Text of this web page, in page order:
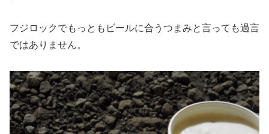
フジロックでもっともビールに合うつまみと言っても過言
ではありません。